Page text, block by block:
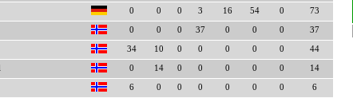
0 0 0 3 16 54 0 73
0 0 0 37 0 0 0 37
34 10 0 0 0 0 0 44
0 14 0 0 0 0 0 14
6 0 0 0 0 0 0 6